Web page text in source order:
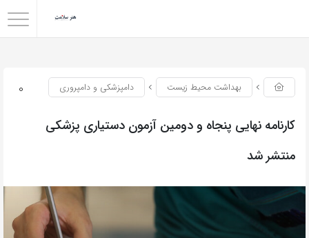
0 بهداشت محیط زیست دامپزشکی و دامپروری
کارنامه نهایی پنجاه و دومین آزمون دستیاری پزشکی
منتشر شد